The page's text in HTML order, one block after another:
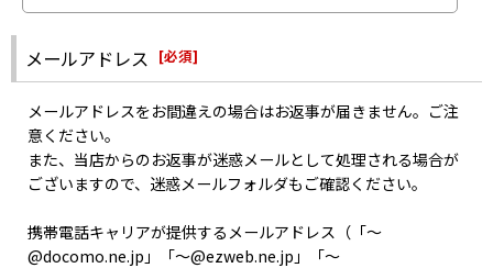
す。
また、メーカーにて生産が終了した商品のお取り寄せは出来ませ
ん。
あらかじめご了承ください。
・指定以外受信拒否やパソコンメール拒否などの設定をしていない
か
・記入した自分のメールアドレスは間違っていなかったか
などをご確認のうえお問い合わせください。
メールアドレス [必須]
メールアドレスをお間違えの場合はお返事が届きません。ご注
意ください。
また、当店からのお返事が迷惑メールとして処理される場合が
ございますので、迷惑メールフォルダもご確認ください。
携帯電話キャリアが提供するメールアドレス（「〜
@docomo.ne.jp」「〜@ezweb.ne.jp」「〜